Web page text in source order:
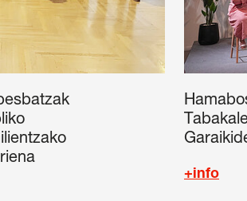
+info